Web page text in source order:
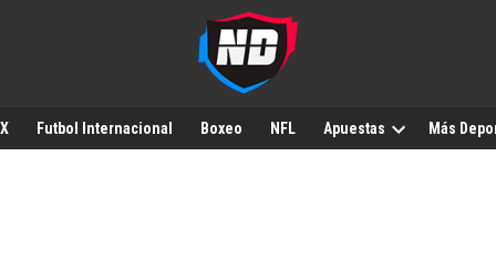
Futbol Internacional Boxeo NFL Apuestas Más